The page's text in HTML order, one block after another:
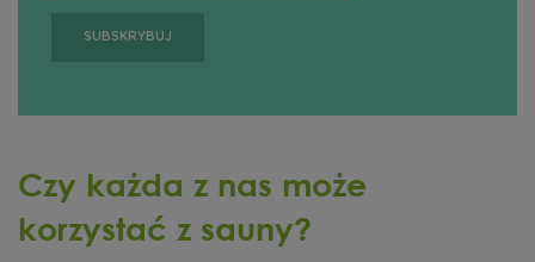
Czy każda z nas może
korzystać z sauny?